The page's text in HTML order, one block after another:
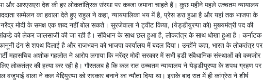
और आरएसएस देश की हर लोकतांत्रिक संस्था पर कब्जा जमाना चाहते हैं। कुछ महीने पहले उच्चतम न्यायालय
संवाददाता सम्मेलन का हवाला देते हुए राहुल ने कहा, न्यायपालिका भय में है, प्रेस डरा हुआ है और यहां तक भाजपा के
मोदी के समक्ष एक शब्द नहीं बोल सकते। सुरजेवाला ने ट्वीट किया, (येड्डीयुरप्पा को) मुख्यमंत्री पद की
को लेकर जालसाजी की जा रही है। संविधान के साथ छल हुआ है, लोकतंत्र के साथ धोखा हुआ है। कर्नाटक
ढंग से शपथ दिलाई है और राजभवन को भाजपा कार्यालय में बदल दिया। उन्होंने कहा, भारत के लोकतंत्र पर
महासचिव अशोक गहलोत ने आरोप लगाया कि नरेंद्र मोदी सरकार में सभी ब़डी संवैधानिक संस्थाओं को कमजोर
लोकतंत्र की हत्या कर रही है। गौरतलब है कि कल रात उच्चतम न्यायालय ने येड्डीयुरप्पा के शपथ ग्रहण पर
वजुभाई वाला ने कल येद्दियुरप्पा को सरकार बनाने का न्यौता दिया था। इसके बाद रात में ही कांग्रेस ने शीर्ष